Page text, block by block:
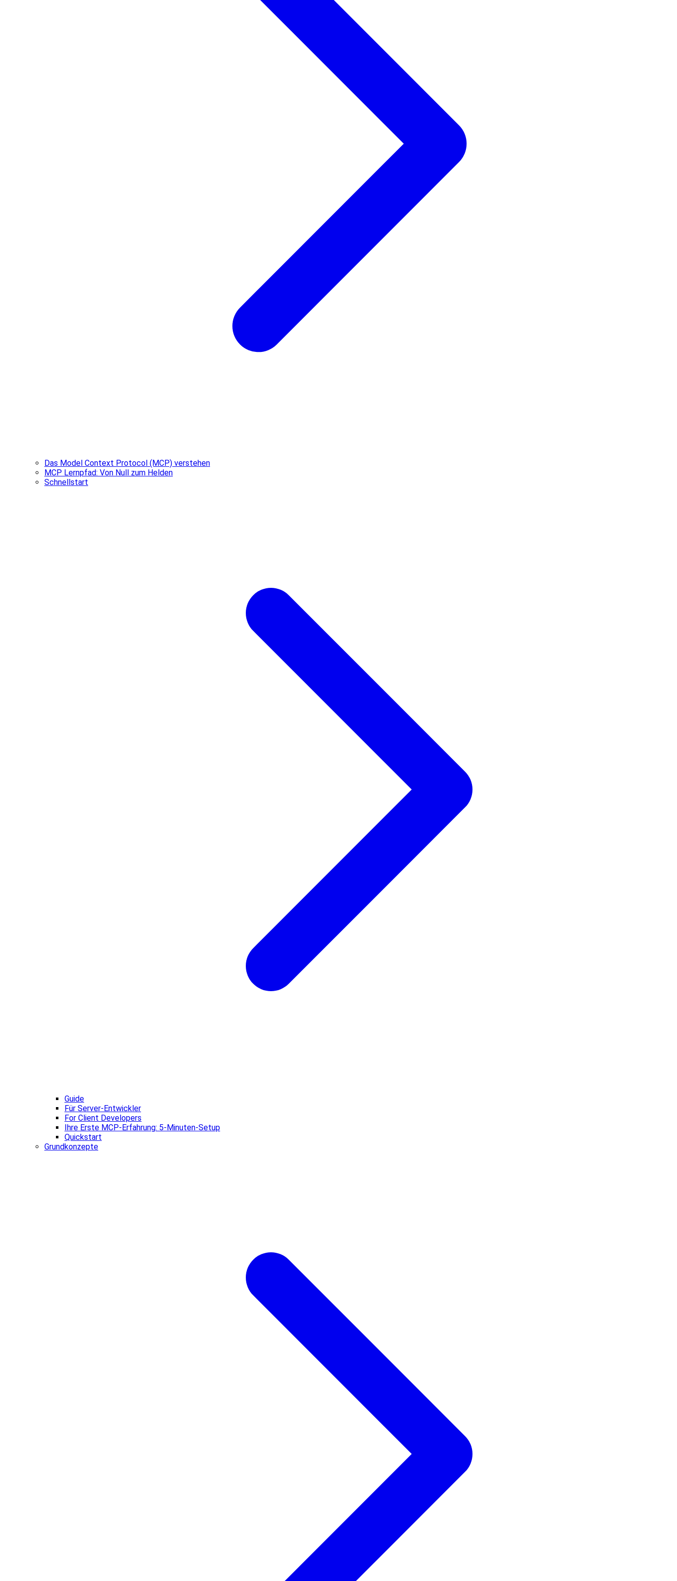
Das Model Context Protocol (MCP) verstehen
MCP Lernpfad: Von Null zum Helden
Schnellstart
Guide
Für Server-Entwickler
For Client Developers
Ihre Erste MCP-Erfahrung: 5-Minuten-Setup
Quickstart
Grundkonzepte